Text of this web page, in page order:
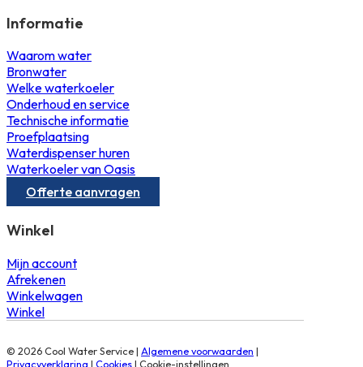
Informatie
Waarom water
Bronwater
Welke waterkoeler
Onderhoud en service
Technische informatie
Proefplaatsing
Waterdispenser huren
Waterkoeler van Oasis
Offerte aanvragen
Winkel
Mijn account
Afrekenen
Winkelwagen
Winkel
© 2026 Cool Water Service | Algemene voorwaarden |
Privacyverklaring | Cookies| Cookie-instellingen